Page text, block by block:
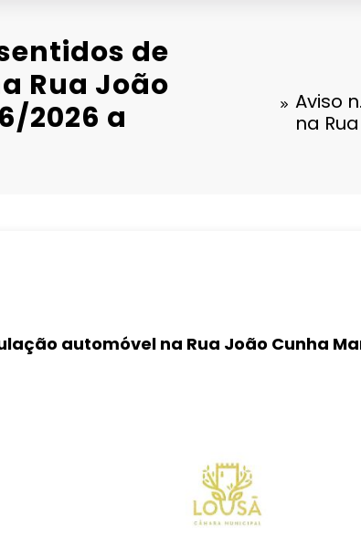
de
Rua João
2026 a
Aviso
na
automóvel na Rua João Cunha